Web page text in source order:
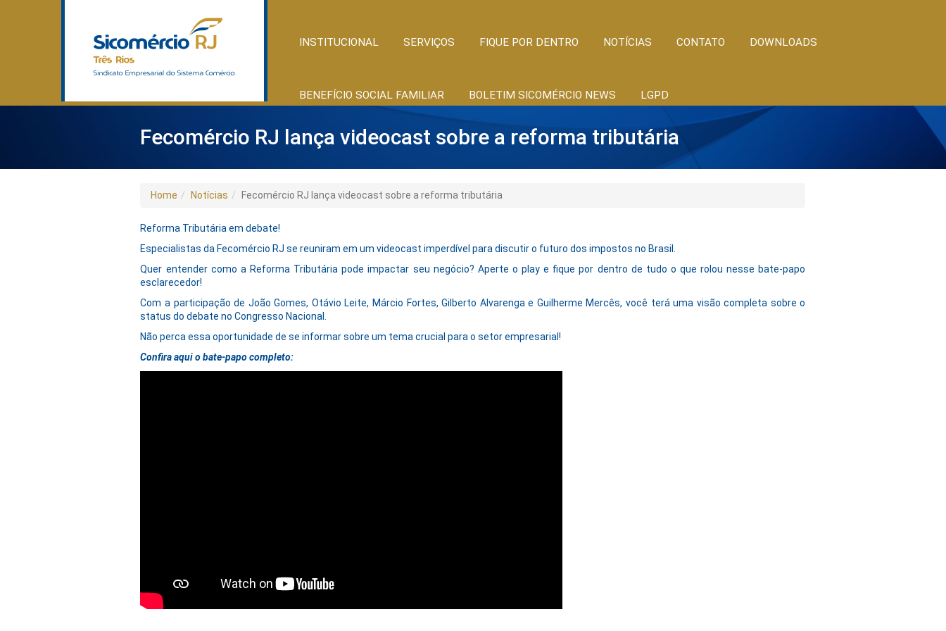
INSTITUCIONAL SERVIÇOS FIQUE POR DENTRO NOTÍCIAS CONTATO DOWNLOADS
BENEFÍCIO SOCIAL FAMILIAR BOLETIM SICOMÉRCIO NEWS LGPD
Fecomércio RJ lança videocast sobre a reforma tributária
Home Notícias Fecomércio RJ lança videocast sobre a reforma tributária
Reforma Tributária em debate!
Especialistas da Fecomércio RJ se reuniram em um videocast imperdível para discutir o futuro dos impostos no Brasil.
Quer entender como a Reforma Tributária pode impactar seu negócio? Aperte o play e fique por dentro de tudo o que rolou nesse bate-papo
esclarecedor!
Com a participação de João Gomes, Otávio Leite, Márcio Fortes, Gilberto Alvarenga e Guilherme Mercês, você terá uma visão completa sobre o
status do debate no Congresso Nacional.
Não perca essa oportunidade de se informar sobre um tema crucial para o setor empresarial!
Confira aqui o bate-papo completo: